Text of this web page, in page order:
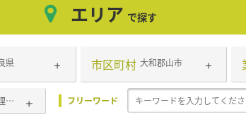
エリア で探す
県 市区町村 大和郡山市
管理薬剤師 フリーワード